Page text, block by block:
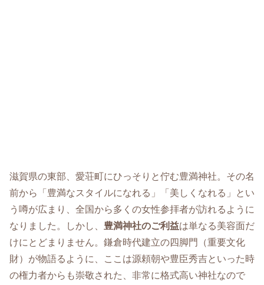
滋賀県の東部、愛荘町にひっそりと佇む豊満神社。その名
前から「豊満なスタイルになれる」「美しくなれる」とい
う噂が広まり、全国から多くの女性参拝者が訪れるように
なりました。しかし、 豊満神社のご利益は単なる美容面だ
けにとどまりません。鎌倉時代建立の四脚門（重要文化
財）が物語るように、ここは源頼朝や豊臣秀吉といった時
の権力者からも崇敬された、非常に格式高い神社なので